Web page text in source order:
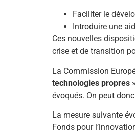
Faciliter le
Introduire une
Ces nouvelles
crise et de transition
La Commission
technologies propres
évoqués. On peut
La mesure suivante
Fonds pour